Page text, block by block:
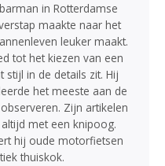
in Rotterdamse
maakte naar het
leuker maakt.
tot het kiezen van een
in de details zit. Hij
het meeste aan de
Zijn artikelen
met een knipoog.
hij oude motorfietsen
thuiskok.